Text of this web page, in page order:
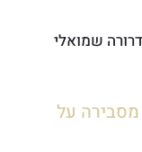
חייגו אלי עכשיו >> 050-358-1765 דרורה שמואלי
על